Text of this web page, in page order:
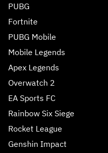
PUBG
Fortnite
PUBG Mobile
Mobile Legends
Apex Legends
Overwatch 2
EA Sports FC
Rainbow Six Siege
Rocket League
Genshin Impact